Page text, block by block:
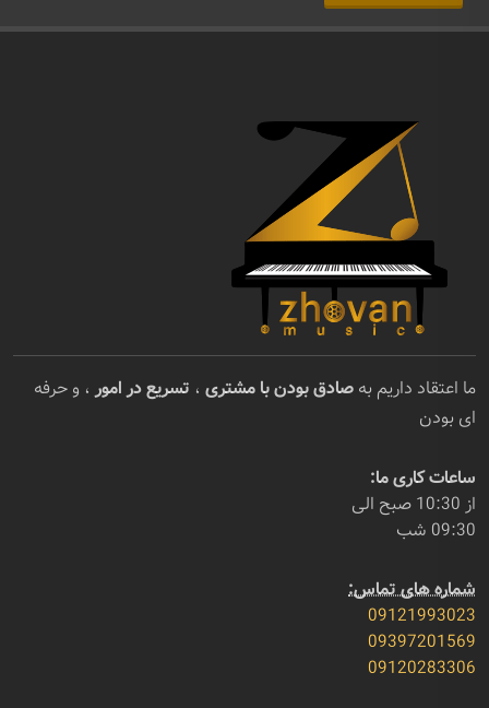
ما اعتقاد داریم به صادق بودن با مشتری ، تسریع در امور ، و حرفه
ای بودن
ساعات کاری ما:
از 10:30 صبح الی
09:30 شب
شماره های تماس:
09121993023
09397201569
09120283306